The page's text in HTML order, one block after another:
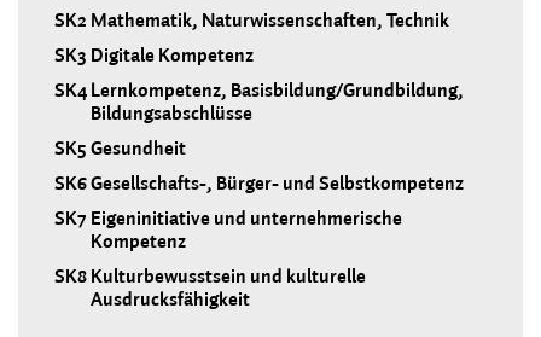
SK2 Mathematik, Naturwissenschaften, Technik
SK3 Digitale Kompetenz
SK4 Lernkompetenz, Basisbildung/Grundbildung,
Bildungsabschlüsse
SK5 Gesundheit
SK6Gesellschafts-, Bürger- und Selbstkompetenz
SK7 Eigeninitiative und unternehmerische
Kompetenz
SK8 Kulturbewusstsein und kulturelle
Ausdrucksfähigkeit